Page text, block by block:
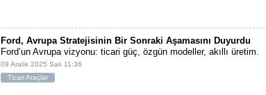
Ford, Avrupa Stratejisinin Bir Sonraki Aşamasını Duyurdu
Ford’un Avrupa vizyonu: ticari güç, özgün modeller, akıllı üretim.
09 Aralık 2025 Salı 11:36
Ticari Araçlar